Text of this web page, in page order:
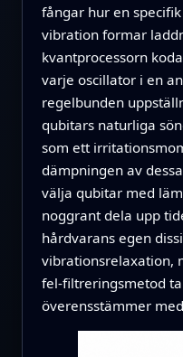
fångar hur en
vibration formar
kvantprocessorn
varje oscillator i en
regelbunden
qubitars naturliga
som ett
dämpningen av
välja qubitar med
noggrant dela upp
hårdvarans egen
vibrationsrelaxation,
fel‑filtreringsmetod
överensstämmer